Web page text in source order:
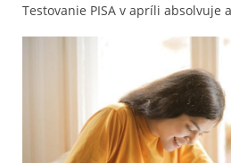
Testovanie PISA v apríli absolvuje